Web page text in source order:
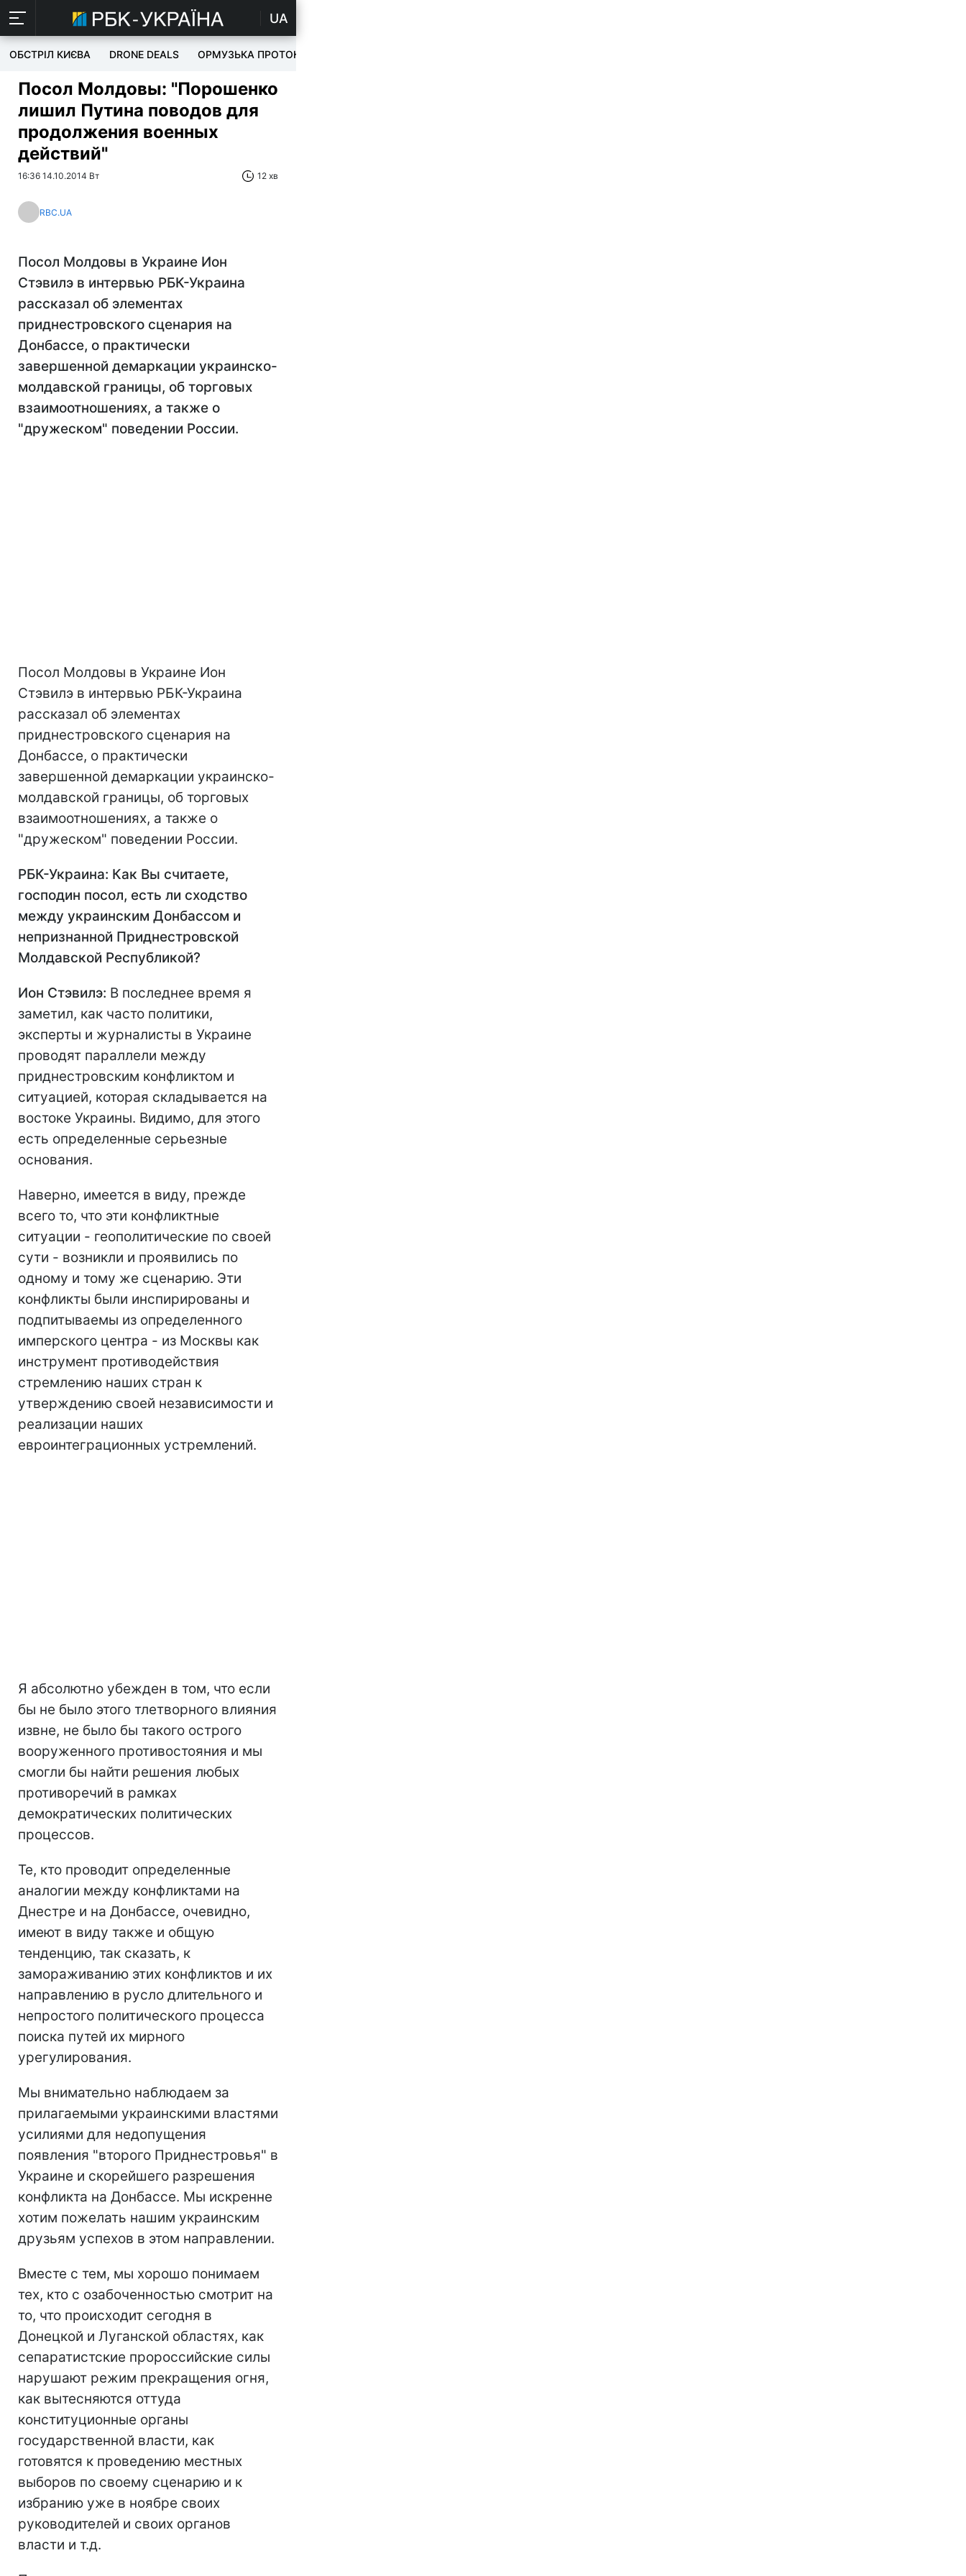
UA
ОБСТРІЛ КИЄВА DRONE DEALS ОРМУЗЬКА ПРОТОКА
Посол Молдовы: "Порошенко
лишил Путина поводов для
продолжения военных
действий"
16:36 14.10.2014 Вт 12 хв
RBC.UA
Посол Молдовы в Украине Ион
Стэвилэ в интервью РБК-Украина
рассказал об элементах
приднестровского сценария на
Донбассе, о практически
завершенной демаркации украинско-
молдавской границы, об торговых
взаимоотношениях, а также о
"дружеском" поведении России.
Посол Молдовы в Украине Ион
Стэвилэ в интервью РБК-Украина
рассказал об элементах
приднестровского сценария на
Донбассе, о практически
завершенной демаркации украинско-
молдавской границы, об торговых
взаимоотношениях, а также о
"дружеском" поведении России.
РБК-Украина: Как Вы считаете,
господин посол, есть ли сходство
между украинским Донбассом и
непризнанной Приднестровской
Молдавской Республикой?
Ион Стэвилэ: В последнее время я
заметил, как часто политики,
эксперты и журналисты в Украине
проводят параллели между
приднестровским конфликтом и
ситуацией, которая складывается на
востоке Украины. Видимо, для этого
есть определенные серьезные
основания.
Наверно, имеется в виду, прежде
всего то, что эти конфликтные
ситуации - геополитические по своей
сути - возникли и проявились по
одному и тому же сценарию. Эти
конфликты были инспирированы и
подпитываемы из определенного
имперского центра - из Москвы как
инструмент противодействия
стремлению наших стран к
утверждению своей независимости и
реализации наших
евроинтеграционных устремлений.
Я абсолютно убежден в том, что если
бы не было этого тлетворного влияния
извне, не было бы такого острого
вооруженного противостояния и мы
смогли бы найти решения любых
противоречий в рамках
демократических политических
процессов.
Те, кто проводит определенные
аналогии между конфликтами на
Днестре и на Донбассе, очевидно,
имеют в виду также и общую
тенденцию, так сказать, к
замораживанию этих конфликтов и их
направлению в русло длительного и
непростого политического процесса
поиска путей их мирного
урегулирования.
Мы внимательно наблюдаем за
прилагаемыми украинскими властями
усилиями для недопущения
появления "второго Приднестровья" в
Украине и скорейшего разрешения
конфликта на Донбассе. Мы искренне
хотим пожелать нашим украинским
друзьям успехов в этом направлении.
Вместе с тем, мы хорошо понимаем
тех, кто с озабоченностью смотрит на
то, что происходит сегодня в
Донецкой и Луганской областях, как
сепаратистские пророссийские силы
нарушают режим прекращения огня,
как вытесняются оттуда
конституционные органы
государственной власти, как
готовятся к проведению местных
выборов по своему сценарию и к
избранию уже в ноябре своих
руководителей и своих органов
власти и т.д.